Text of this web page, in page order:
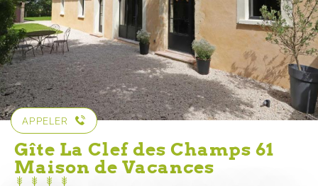
APPELER
Gîte La Clef des Champs 61
Maison de Vacances